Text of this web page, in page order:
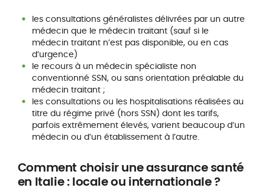
les consultations généralistes délivrées par un autre
médecin que le médecin traitant (sauf si le
médecin traitant n’est pas disponible, ou en cas
d’urgence)
le recours à un médecin spécialiste non
conventionné SSN, ou sans orientation préalable du
médecin traitant ;
les consultations ou les hospitalisations réalisées au
titre du régime privé (hors SSN) dont les tarifs,
parfois extrêmement élevés, varient beaucoup d’un
médecin ou d’un établissement à l’autre.
Comment choisir une assurance santé
en Italie : locale ou internationale ?